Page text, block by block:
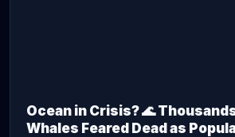
Ocean in Crisis? 🌊
Whales Feared Dead as